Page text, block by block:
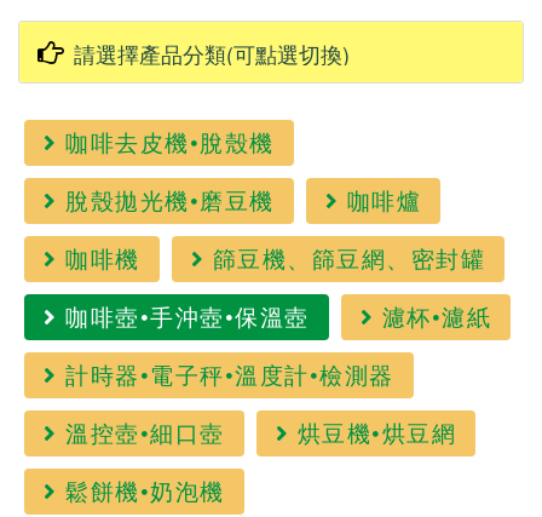
咖啡去皮機•脫殼機
脫殼拋光機•磨豆機
咖啡爐
咖啡機
篩豆機、篩豆網、密封罐
咖啡壺•手沖壺•保溫壺
濾杯•濾紙
計時器•電子秤•溫度計•檢測器
溫控壺•細口壺
烘豆機•烘豆網
鬆餅機•奶泡機